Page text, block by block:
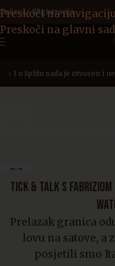
Preskoči na
Preskoči na glavni
Prijava / Registracija
3 u Splitu sada je otvoren i
03
LIP
TICK & TALK S FABRIZIOM
Prelazak granica
lovu na satove, a
posjetili smo